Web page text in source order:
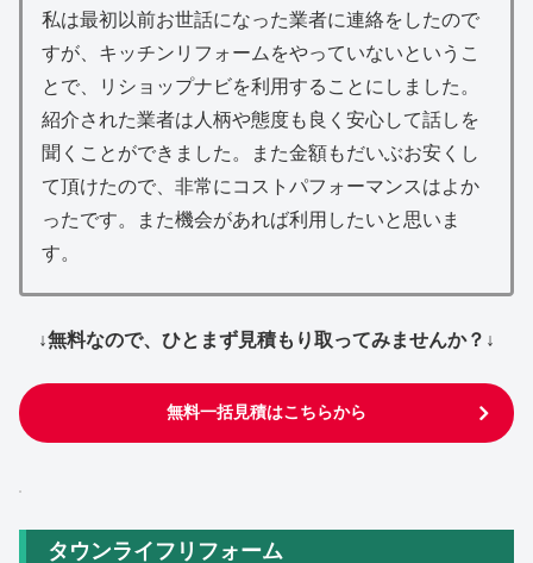
私は最初以前お世話になった業者に連絡をしたので
すが、キッチンリフォームをやっていないというこ
とで、リショップナビを利用することにしました。
紹介された業者は人柄や態度も良く安心して話しを
聞くことができました。また金額もだいぶお安くし
て頂けたので、非常にコストパフォーマンスはよか
ったです。また機会があれば利用したいと思いま
す。
↓無料なので、ひとまず見積もり取ってみませんか？↓
無料一括見積はこちらから
タウンライフリフォーム